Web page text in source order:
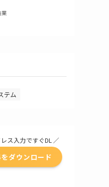
業
テム
ス入力ですぐDL ／
ダウンロード